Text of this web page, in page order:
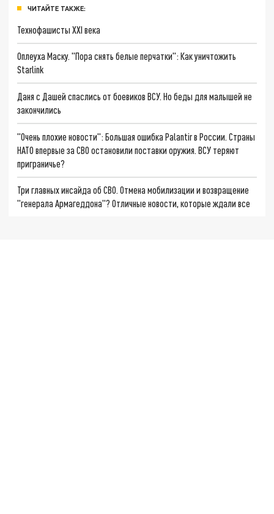
ЧИТАЙТЕ ТАКЖЕ:
Технофашисты XXI века
Оплеуха Маску. "Пора снять белые перчатки": Как уничтожить
Starlink
Даня с Дашей спаслись от боевиков ВСУ. Но беды для малышей не
закончились
"Очень плохие новости": Большая ошибка Palantir в России. Страны
НАТО впервые за СВО остановили поставки оружия. ВСУ теряют
приграничье?
Три главных инсайда об СВО. Отмена мобилизации и возвращение
"генерала Армагеддона"? Отличные новости, которые ждали все